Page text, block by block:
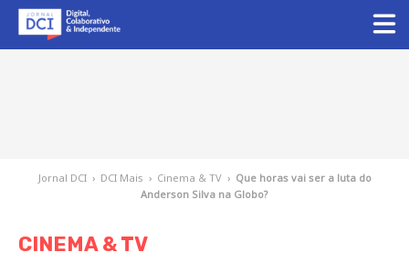
Jornal DCI › DCI Mais › Cinema & TV › Que horas vai ser a luta do
Anderson Silva na Globo?
CINEMA & TV